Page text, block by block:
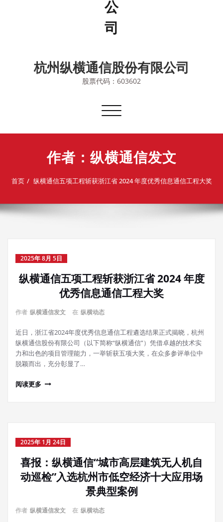
杭州纵横通信股份有限公司
股票代码：603602
切
导
作者：纵横通信发文
首页 纵横通信五项工程斩获浙江省 2024 年度优秀信息通信工程大奖
2025年 8月 5日
纵横通信五项工程斩获浙江省 2024 年度
优秀信息通信工程大奖
作者 纵横通信发文 在 纵横动态
近日，浙江省2024年度优秀信息通信工程遴选结果正式揭晓，杭州
纵横通信股份有限公司（以下简称“纵横通信”）凭借卓越的技术实
力和出色的项目管理能力，一举斩获五项大奖，在众多参评单位中
脱颖而出，充分彰显了…
阅读更多
2025年 1月 24日
喜报：纵横通信“城市高层建筑无人机自
动巡检”入选杭州市低空经济十大应用场
景典型案例
作者 纵横通信发文 在 纵横动态